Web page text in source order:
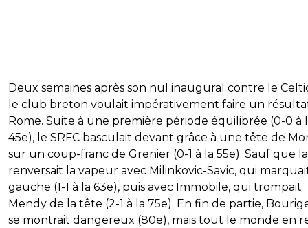
Deux semaines après son nul inaugural contre le Celtic
le club breton voulait impérativement faire un
Rome. Suite à une première période équilibrée (0-0 à
45e), le SRFC basculait devant grâce à une tête de
sur un coup-franc de Grenier (0-1 à la 55e). Sauf que
renversait la vapeur avec Milinkovic-Savic, qui
gauche (1-1 à la 63e), puis avec Immobile, qui trompait
Mendy de la tête (2-1 à la 75e). En fin de partie,
se montrait dangereux (80e), mais tout le monde en